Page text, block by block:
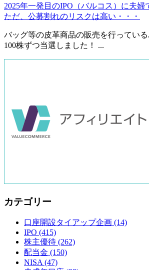
2025年一発目のIPO（バルコス）に夫婦
ただ、公募割れのリスクは高い・・・
バッグ等の皮革商品の販売を行ってい
100株ずつ当選しました！ ...
カテゴリー
口座開設タイアップ企画 (14)
IPO (415)
株主優待 (262)
配当金 (150)
NISA (47)